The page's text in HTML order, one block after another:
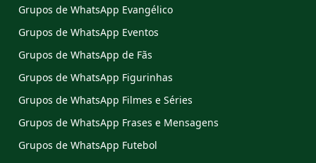
Grupos de WhatsApp Evangélico
Grupos de WhatsApp Eventos
Grupos de WhatsApp de Fãs
Grupos de WhatsApp Figurinhas
Grupos de WhatsApp Filmes e Séries
Grupos de WhatsApp Frases e Mensagens
Grupos de WhatsApp Futebol